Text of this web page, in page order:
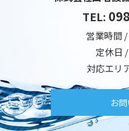
TEL:
営業時間
定休日
対応エリ
お